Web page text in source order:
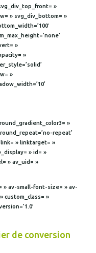
»
» svg_div_bottom= »
»
»
»
»
repeat’
» linktarget= »
» id= »
» av_uid= »
» av-small-font-size= » av-
custom_class= »
de conversion